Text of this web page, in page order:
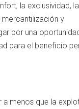
la exclusividad, la
y
por una
para el beneficio
menos que la